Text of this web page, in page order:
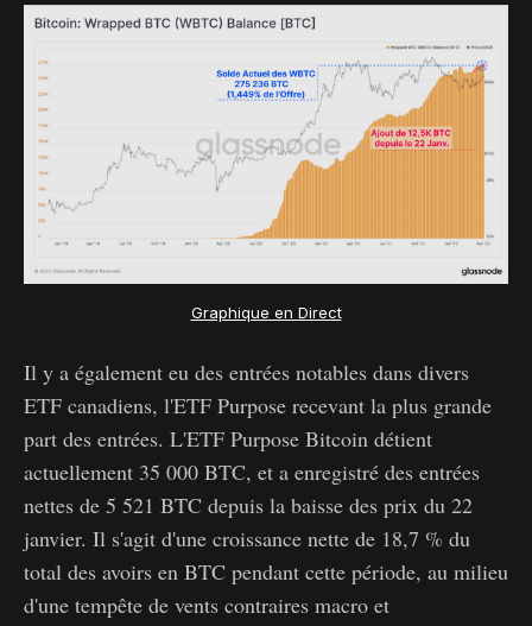
Graphique en Direct
Il y a également eu des entrées notables dans divers
ETF canadiens, l'ETF Purpose recevant la plus grande
part des entrées. L'ETF Purpose Bitcoin détient
actuellement 35 000 BTC, et a enregistré des entrées
nettes de 5 521 BTC depuis la baisse des prix du 22
janvier. Il s'agit d'une croissance nette de 18,7 % du
total des avoirs en BTC pendant cette période, au milieu
d'une tempête de vents contraires macro et